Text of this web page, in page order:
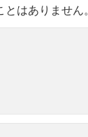
はありません